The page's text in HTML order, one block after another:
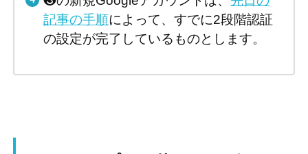
記事の手順によって、すでに2段階認証
の設定が完了しているものとします。